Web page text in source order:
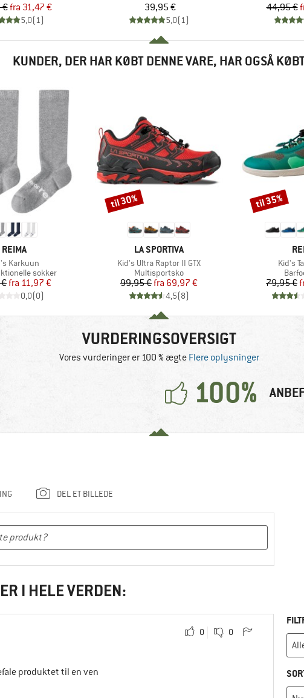
Pris
€ Nedsat pris
fra 31,47 €
5,0(1)
Pris
39,95 €
5,0(1)
44,95 €
KUNDER, DER HAR KØBT DENNE VARE, HAR OGSÅ
MÆRKE
REIMA
Karkuun
sokker
Pris
Nedsat pris
fra 11,97 €
0,0(0)
MÆRKE
LA SPORTIVA
Artikel
Kid's Ultra Raptor II GTX
Produktgruppe
Multisportsko
Pris
99,95 € Nedsat pris
fra 69,97 €
4,5(8)
Rabat
til 30%
Artikel
Kid's
79,95 €
Rabat
til 35%
VURDERINGSOVERSIGT
Vores vurderinger er 100 % ægte Flere oplysninger
100%
DEL ET BILLEDE
I HELE VERDEN:
0 0
produktet til en ven